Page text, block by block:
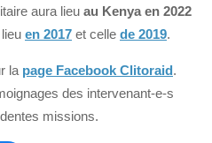
aura lieu au Kenya en 2022
en 2017 et celle de 2019.
la page Facebook Clitoraid.
des intervenant-e-s
missions.